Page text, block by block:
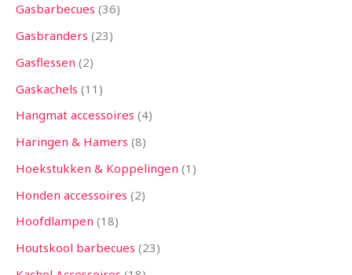
Gasbarbecues 36
Gasbranders 23
Gasflessen 2
Gaskachels 11
Hangmat accessoires 4
Haringen & Hamers 8
Hoekstukken & Koppelingen 1
Honden accessoires 2
Hoofdlampen 18
Houtskool barbecues 23